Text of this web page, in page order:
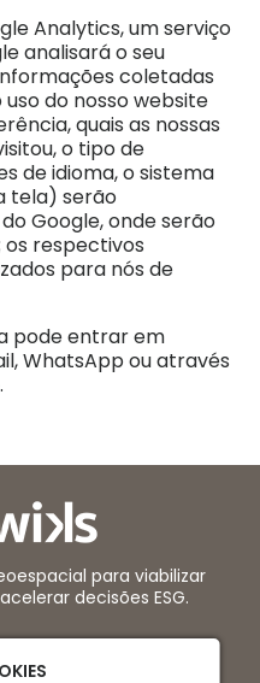
Analytics, um serviço
analisará o seu
coletadas
do nosso website
quais as nossas
o tipo de
de idioma, o sistema
tela) serão
Google, onde serão
os respectivos
para nós de
pode entrar em
WhatsApp ou através
para viabilizar
decisões ESG.